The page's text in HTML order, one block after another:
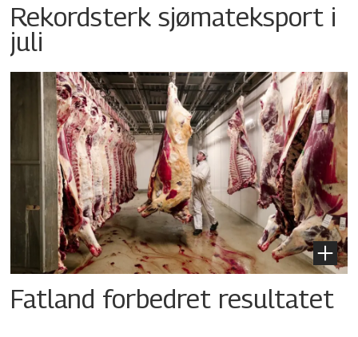
Rekordsterk sjømateksport i
juli
Fatland forbedret resultatet